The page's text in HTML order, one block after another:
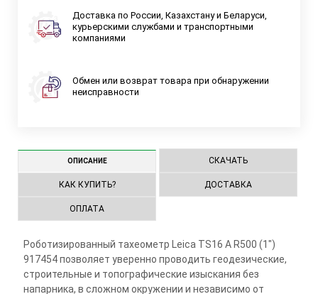
Доставка по России, Казахстану и Беларуси,
курьерскими службами и транспортными
компаниями
Обмен или возврат товара при обнаружении
неисправности
ОПИСАНИЕ СКАЧАТЬ
КАК КУПИТЬ? ДОСТАВКА
ОПЛАТА
Роботизированный тахеометр Leica TS16 A R500 (1")
917454 позволяет уверенно проводить геодезические,
строительные и топографические изыскания без
напарника, в сложном окружении и независимо от